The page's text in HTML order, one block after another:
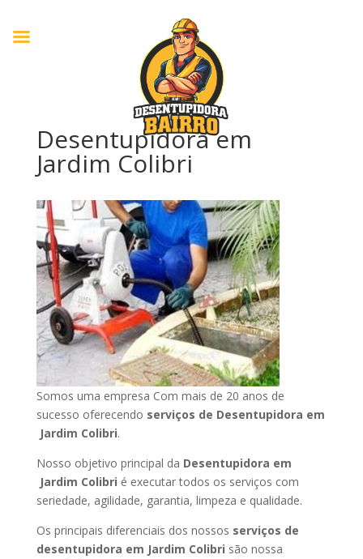
Desentupidora em
Jardim Colibri
Somos uma empresa Com mais de 20 anos de
sucesso oferecendo serviços de Desentupidora em
Jardim Colibri.
Nosso objetivo principal da Desentupidora em
Jardim Colibri é executar todos os serviços com
seriedade, agilidade, garantia, limpeza e qualidade.
Os principais diferenciais dos nossos serviços de
desentupidora em Jardim Colibri são nossa